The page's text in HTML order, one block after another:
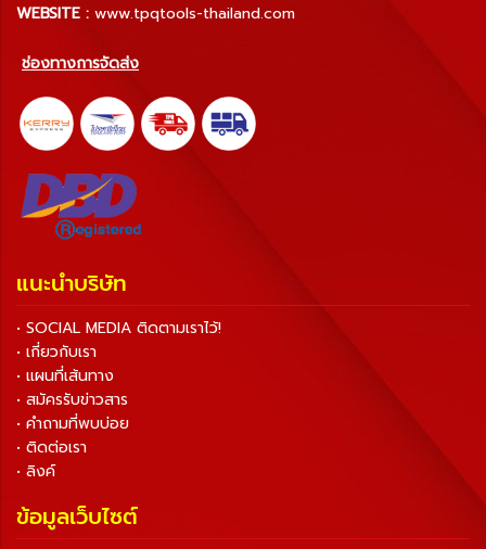
WEBSITE : www.tpqtools-thailand.com
ช่องทางการจัดส่ง
แนะนำบริษัท
• SOCIAL MEDIA ติดตามเราไว้!
• เกี่ยวกับเรา
• แผนที่เส้นทาง
• สมัครรับข่าวสาร
• คำถามที่พบบ่อย
• ติดต่อเรา
• ลิงค์
ข้อมูลเว็บไซต์